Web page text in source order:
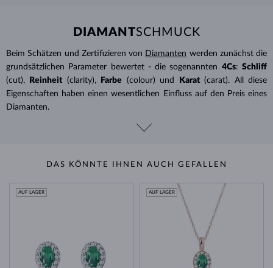
DIAMANTSCHMUCK
Beim Schätzen und Zertifizieren von Diamanten werden zunächst die
grundsätzlichen Parameter bewertet - die sogenannten 4Cs: Schliff
(cut),
Reinheit (clarity), Farbe (colour) und Karat (carat). All diese
Eigenschaften haben einen wesentlichen Einfluss auf den Preis eines
Diamanten.
DAS KÖNNTE IHNEN AUCH GEFALLEN
AUF LAGER AUF LAGER